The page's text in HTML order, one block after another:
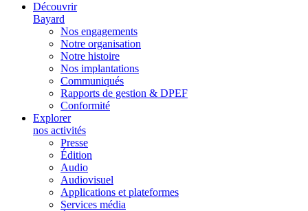
Découvrir
Bayard
Nos engagements
Notre organisation
Notre histoire
Nos implantations
Communiqués
Rapports de gestion & DPEF
Conformité
Explorer
nos activités
Presse
Édition
Audio
Audiovisuel
Applications et plateformes
Services média